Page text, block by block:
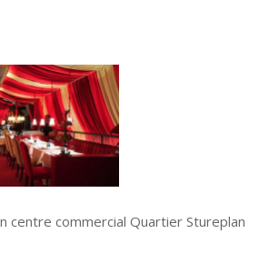
centre commercial Quartier Stureplan